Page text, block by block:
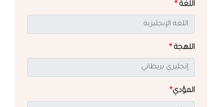
اللغة *
اللهجة *
المؤدي*